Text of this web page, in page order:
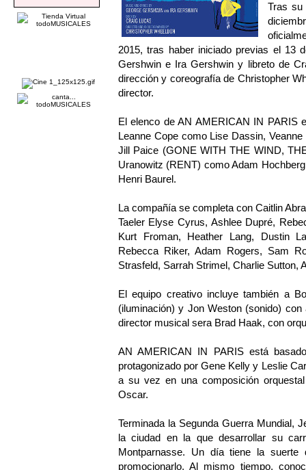
Tras su
2015, tras haber iniciado previas el 13
Gershwin e Ira Gershwin y libreto de
dirección y coreografía de Christopher
director.
El elenco de AN AMERICAN IN PARIS
Leanne Cope como Lise Dassin,
Jill Paice (GONE WITH THE WIND,
Uranowitz (RENT) como Adam
Henri Baurel.
La compañía se completa con Caitlin
Taeler Elyse Cyrus, Ashlee Dupré,
Kurt Froman, Heather Lang, Dustin
Rebecca Riker, Adam Rogers, Sam
Strasfeld, Sarrah Strimel, Charlie Sutton,
El equipo creativo incluye también a
(iluminación) y Jon Weston (sonido)
director musical sera Brad Haak, con
AN AMERICAN IN PARIS está
protagonizado por Gene Kelly y Leslie
a su vez en una composición
Oscar.
Terminada la Segunda Guerra Mundial,
la ciudad en la que desarrollar su
Montparnasse. Un día tiene la
promocionarlo. Al mismo tiempo,